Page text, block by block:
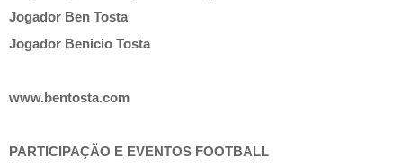
Jogador Ben Tosta
Jogador Benicio Tosta
www.bentosta.com
PARTICIPAÇÃO E EVENTOS FOOTBALL